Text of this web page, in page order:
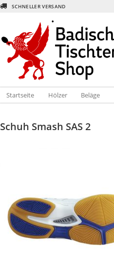
SCHNELLER VERSAND
Startseite Hölzer Beläge
Schuh Smash SAS 2